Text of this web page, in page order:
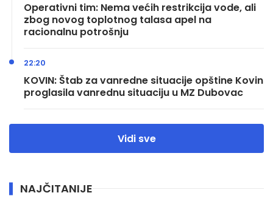
Operativni tim: Nema većih restrikcija vode, ali
zbog novog toplotnog talasa apel na
racionalnu potrošnju
KOVIN: Štab za vanredne situacije opštine Kovin
proglasila vanrednu situaciju u MZ Dubovac
22:20
Vidi sve
NAJČITANIJE